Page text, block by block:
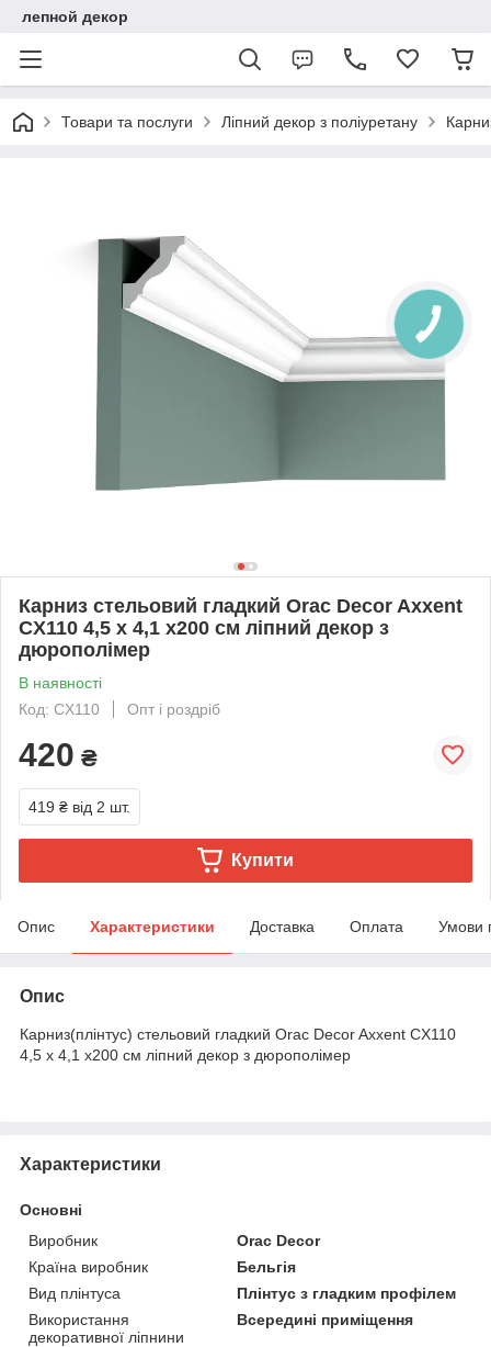
лепной декор
Товари та послуги Ліпний декор з поліуретану
Карниз стельовий гладкий Orac Decor Axxent
CX110 4,5 x 4,1 x200 см ліпний декор з
дюрополімер
В наявності
Код: CX110
Опт і роздріб
420 ₴
419 ₴ від 2 шт.
Купити
Опис Характеристики Доставка Оплата Умови
Опис
Карниз(плінтус) стельовий гладкий Orac Decor Axxent CX110
4,5 x 4,1 x200 см ліпний декор з дюрополімер
Характеристики
Основні
Виробник
Orac Decor
Країна виробник
Бельгія
Вид плінтуса
Плінтус з гладким профілем
Використання
декоративної ліпнини
Всередині приміщення
КНОПКА
ЗВ'ЯЗКУ